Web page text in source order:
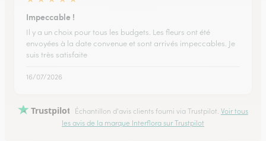
Impeccable !
Il y a un choix pour tous les budgets. Les fleurs ont été
envoyées à la date convenue et sont arrivés impeccables. Je
suis très satisfaite
16/07/2026
Trustpilot Échantillon d'avis clients fourni via Trustpilot. Voir tous
les avis de la marque Interflora sur Trustpilot